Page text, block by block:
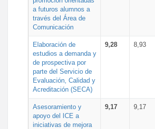
a futuros alumnos a
través del Área de
Comunicación
Elaboración de
estudios a demanda y
de prospectiva por
parte del Servicio de
Evaluación, Calidad y
Acreditación (SECA)
9,28 8,93
Asesoramiento y
apoyo del ICE a
iniciativas de mejora
9,17 9,17